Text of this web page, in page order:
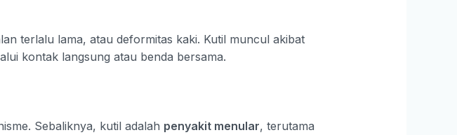
terlalu lama, atau deformitas kaki. Kutil muncul akibat
kontak langsung atau benda bersama.
Sebaliknya, kutil adalah penyakit menular, terutama